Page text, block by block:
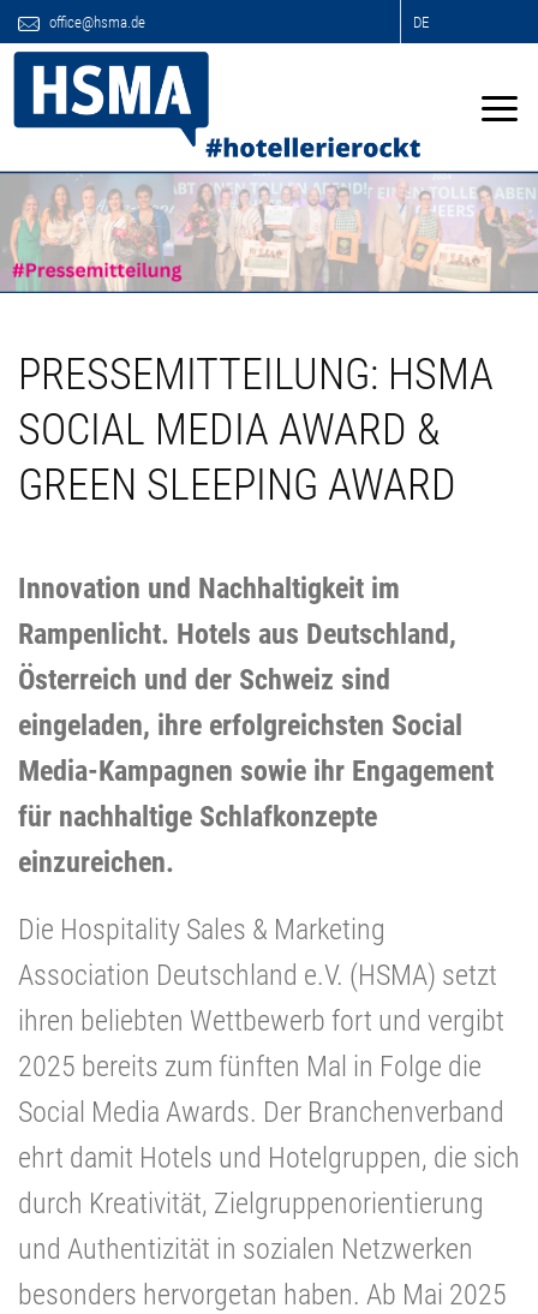
office@hsma.de DE
PRESSEMITTEILUNG: HSMA
SOCIAL MEDIA AWARD &
GREEN SLEEPING AWARD
Innovation und Nachhaltigkeit im
Rampenlicht. Hotels aus Deutschland,
Österreich und der Schweiz sind
eingeladen, ihre erfolgreichsten Social
Media-Kampagnen sowie ihr Engagement
für nachhaltige Schlafkonzepte
einzureichen.
Die Hospitality Sales & Marketing
Association Deutschland e.V. (HSMA) setzt
ihren beliebten Wettbewerb fort und vergibt
2025 bereits zum fünften Mal in Folge die
Social Media Awards. Der Branchenverband
ehrt damit Hotels und Hotelgruppen, die sich
durch Kreativität, Zielgruppenorientierung
und Authentizität in sozialen Netzwerken
besonders hervorgetan haben. Ab Mai 2025